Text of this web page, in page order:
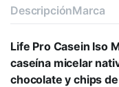
DescripciónMarca
Life Pro Casein Iso
caseína micelar
chocolate y chips